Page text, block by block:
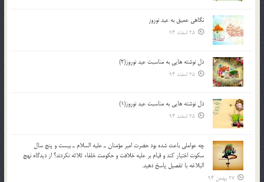
نگاهى عميق به عيد نوروز
25 اسفند 94
دل نوشته هایی به مناسبت عید نوروز(2)
25 اسفند 94
دل نوشته هایی به مناسبت عید نوروز(1)
25 اسفند 94
چه عواملي باعث شده بود حضرت امير مؤمنان ـ عليه السلام ـ بيست و پنج سال
سکوت اختيار کند و قيام بر عليه خلافت و حکومت خلفاء ثلاثه نکردند؟ از ديدگاه نهج
البلاغه با تفصيل پاسخ دهيد.
27 بهمن 94